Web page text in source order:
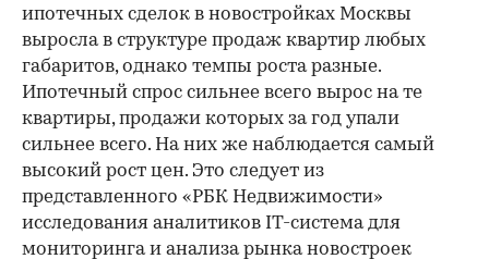
ипотечных сделок в новостройках Москвы
выросла в структуре продаж квартир любых
габаритов, однако темпы роста разные.
Ипотечный спрос сильнее всего вырос на те
квартиры, продажи которых за год упали
сильнее всего. На них же наблюдается самый
высокий рост цен. Это следует из
представленного «РБК Недвижимости»
исследования аналитиков IT-система для
мониторинга и анализа рынка новостроек